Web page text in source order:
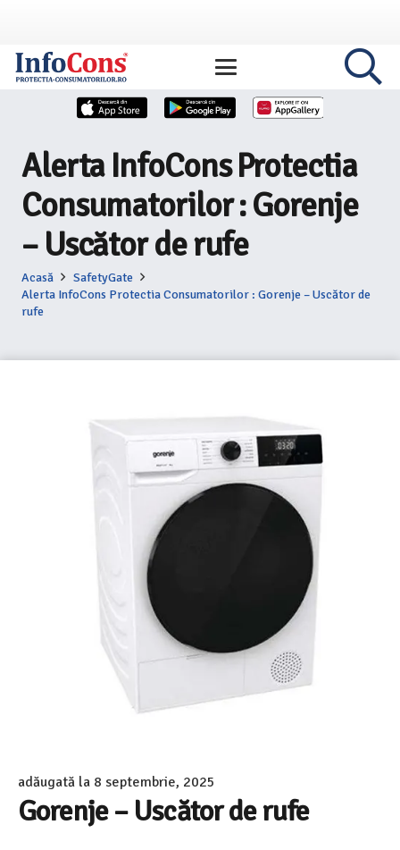
Alerta InfoCons Protectia
Consumatorilor : Gorenje
– Uscător de rufe
Acasă
SafetyGate
Alerta InfoCons Protectia Consumatorilor : Gorenje – Uscător de
rufe
adăugată la 8 septembrie, 2025
Gorenje – Uscător de rufe